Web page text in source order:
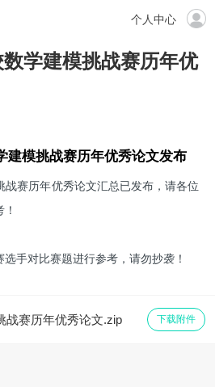
个人中心
学建模挑战赛历年优
建模挑战赛历年优秀论文发布
战赛历年优秀论文汇总已发布，请各位
手对比赛题进行参考，请勿抄袭！
战赛历年优秀论文.zip 下载附件